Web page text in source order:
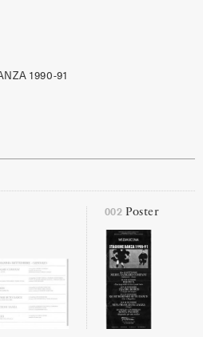
1990-91
002Poster